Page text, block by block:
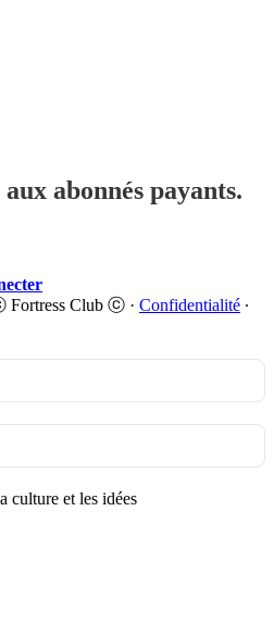
abonnés payants.
Fortress Club ⓒ · Confidentialité ∙
culture et les idées